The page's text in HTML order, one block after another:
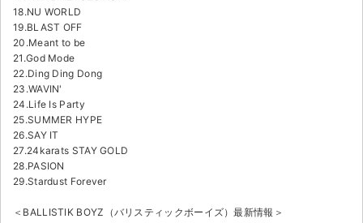
18.NU WORLD
19.BLAST OFF
20.Meant to be
21.God Mode
22.Ding Ding Dong
23.WAVIN'
24.Life Is Party
25.SUMMER HYPE
26.SAY IT
27.24karats STAY GOLD
28.PASION
29.Stardust Forever
＜BALLISTIK BOYZ（バリスティックボーイズ）最新情報＞